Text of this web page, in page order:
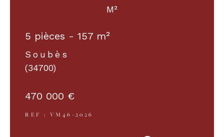
M²
5 pièces - 157 m²
Soubès
(34700)
470 000 €
REF : VM46-2026
COUPS DE COEUR